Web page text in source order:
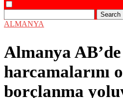
Search
ALMANYA
Almanya
harcamalarını
borçlanma